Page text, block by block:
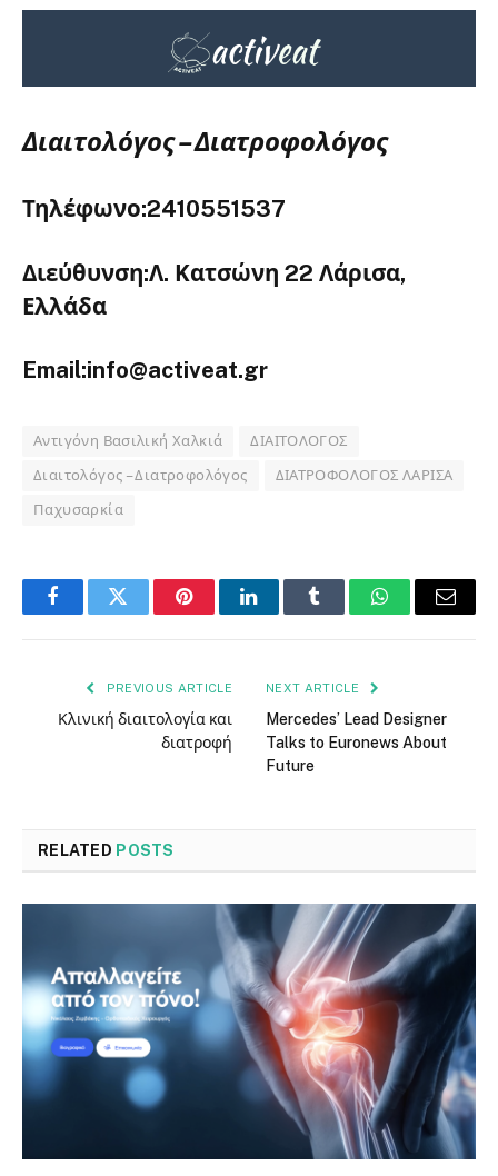
Διαιτολόγος – Διατροφολόγος
Τηλέφωνο:2410551537
Διεύθυνση:Λ. Κατσώνη 22 Λάρισα,
Ελλάδα
Email:info@activeat.gr
Αντιγόνη Βασιλική Χαλκιά ΔΙΑΙΤΟΛΟΓΟΣ
Διαιτολόγος – Διατροφολόγος ΔΙΑΤΡΟΦΟΛΟΓΟΣ ΛΑΡΙΣΑ
Παχυσαρκία
FacebookTwitter PinterestLinkedInTumblr WhatsAppEmail
PREVIOUS ARTICLE
Κλινική διαιτολογία και
διατροφή
NEXT ARTICLE
Mercedes’ Lead Designer
Talks to Euronews About
Future
RELATED POSTS